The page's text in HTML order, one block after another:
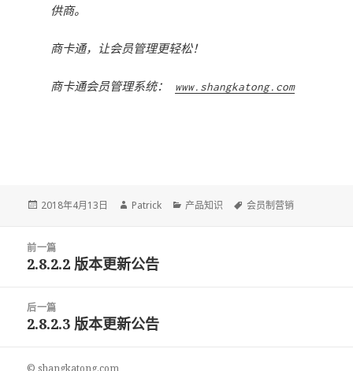
供商。
商卡通，让会员管理更轻松！
商卡通会员管理系统： www.shangkatong.com
Posted
2018年4月13日 Author
Patrick Categories
产品知识 Tags
会员制营销
前一篇
前
篇：
2.8.2.2 版本更新公告
后一篇
后
篇：
2.8.2.3 版本更新公告
© shangkatong.com